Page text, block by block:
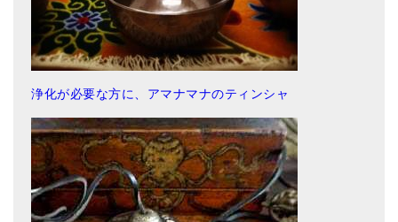
浄化が必要な方に、アマナマナのティンシャ